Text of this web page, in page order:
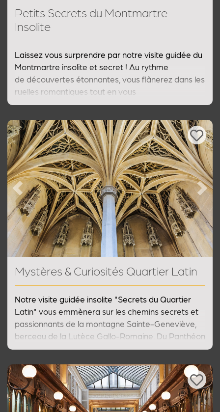
Petits Secrets du Montmartre
Insolite
Laissez vous surprendre par notre visite guidée du
Montmartre insolite et secret ! Au rythme
de découvertes étonnantes, vous flânerez dans les
ruelles romantiques tout en vous
laissant envoûter par la nostalgie et les anecdotes
délicieuse balade commentée sur les chemins de
la Bohème et du Sacré Cœur.
Previous Next
Mystères & Curiosités Quartier Latin
Notre visite guidée insolite "Secrets du Quartier
Latin" vous emmènera sur les chemins secrets et
passionnants de la montagne Sainte-Geneviève,
berceau de la Lutèce Gallo-Romaine. Du Panthéon
à la Sorbonne en passant par le musée de Cluny,
vous fera découvrir des histoires extraordinaires.